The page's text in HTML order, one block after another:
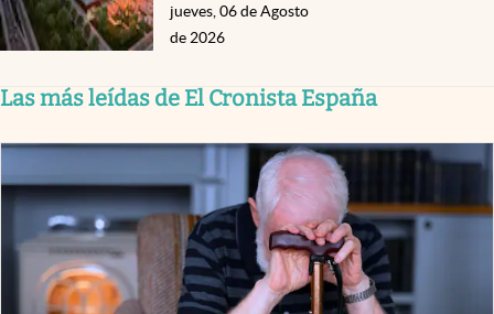
jueves, 06 de Agosto
de 2026
Las más leídas de El Cronista España